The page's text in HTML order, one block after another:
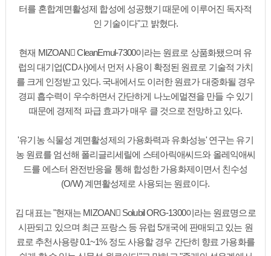
터를 혼합계면활성제 합성에 성공했기 때문에 이루어진 독자적
인 기술이다"고 밝혔다.
현재 MIZOAN CleanEmul-7300이라는 원료로 상품화됐으며 유
럽의 대기업(CD사)에서 먼저 사용이 확정된 원료로 기술적 가치
를 크게 인정받고 있다. 국내에서도 이러한 원료가 대중화될 경우
경피 흡수력이 우수하면서 간단하게 나노에멀젼을 만들 수 있기
때문에 경제적 파급 효과가 매우 클 것으로 전망하고 있다.
'유기농 식물성 계면활성제의 가용화력과 유화성능' 연구는 유기
농 원료를 엄선해 폴리글리세릴에 스테아릭애씨드와 올레익애씨
드를 에스터 완전반응을 통해 합성한 가용화제이면서 친수성
(O/W) 계면활성제로 사용되는 원료이다.
김 대표는 "현재는 MIZOAN Solubil ORG-1300이라는 원료명으로
시판되고 있으며 최근 프랑스 등 유럽 5개국에 판매되고 있는 원
료로 추천사용량 0.1~1% 정도 사용할 경우 간단히 향료 가용화를